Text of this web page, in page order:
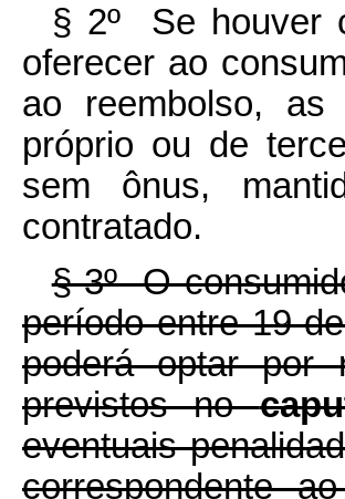
§ 2º Se houver
oferecer ao
ao reembolso,
próprio ou de
sem ônus,
contratado.
§ 3º O
período entre 19
poderá optar por
previstos no
eventuais
correspondente